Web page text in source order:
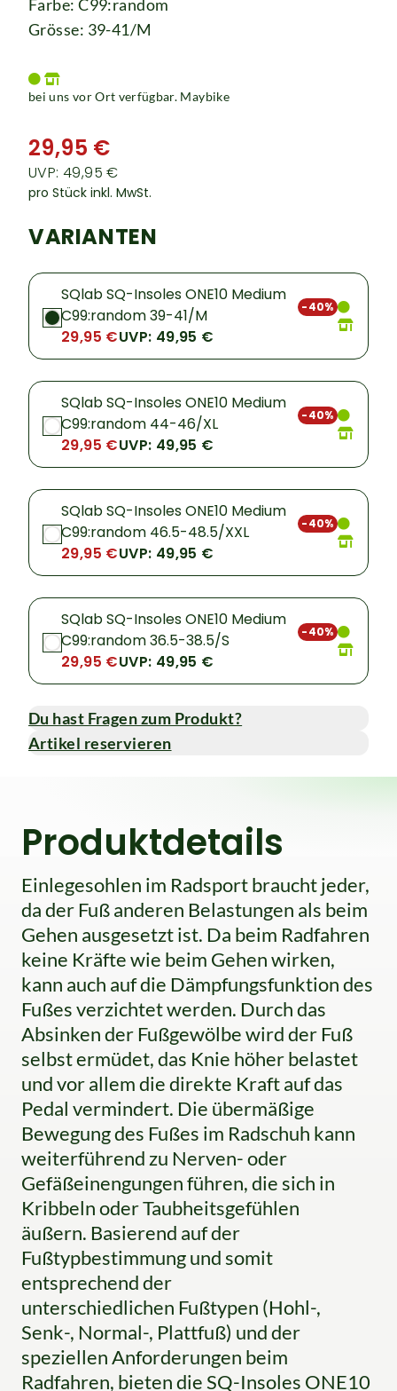
Farbe: C99:random
Grösse: 39-41/M
bei uns vor Ort verfügbar. Maybike
29,95 €
UVP: 49,95 €
pro Stück inkl. MwSt.
VARIANTEN
SQlab SQ-Insoles ONE10 Medium
C99:random 39-41/M
29,95 €UVP: 49,95 €
-40%
SQlab SQ-Insoles ONE10 Medium
C99:random 44-46/XL
29,95 €UVP: 49,95 €
-40%
SQlab SQ-Insoles ONE10 Medium
C99:random 46.5-48.5/XXL
29,95 €UVP: 49,95 €
-40%
SQlab SQ-Insoles ONE10 Medium
C99:random 36.5-38.5/S
29,95 €UVP: 49,95 €
-40%
Du hast Fragen zum Produkt?
Artikel reservieren
Produktdetails
Einlegesohlen im Radsport braucht jeder,
da der Fuß anderen Belastungen als beim
Gehen ausgesetzt ist. Da beim Radfahren
keine Kräfte wie beim Gehen wirken,
kann auch auf die Dämpfungsfunktion des
Fußes verzichtet werden. Durch das
Absinken der Fußgewölbe wird der Fuß
selbst ermüdet, das Knie höher belastet
und vor allem die direkte Kraft auf das
Pedal vermindert. Die übermäßige
Bewegung des Fußes im Radschuh kann
weiterführend zu Nerven- oder
Gefäßeinengungen führen, die sich in
Kribbeln oder Taubheitsgefühlen
äußern. Basierend auf der
Fußtypbestimmung und somit
entsprechend der
unterschiedlichen Fußtypen (Hohl-,
Senk-, Normal-, Plattfuß) und der
speziellen Anforderungen beim
Radfahren, bieten die SQ-Insoles ONE10